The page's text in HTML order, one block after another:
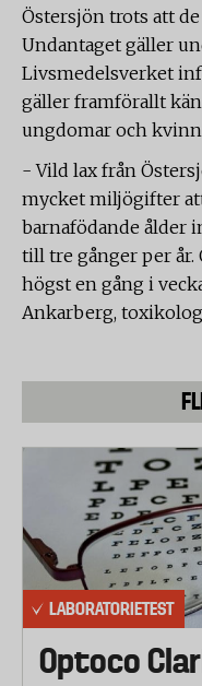
Östersjön trots att
Undantaget gäller
Livsmedelsverket
gäller framförallt
ungdomar och
- Vild lax från
mycket miljögifter
barnafödande ålder
till tre gånger per år.
högst en gång i
Ankarberg,
LABORATORIETEST
Optoco